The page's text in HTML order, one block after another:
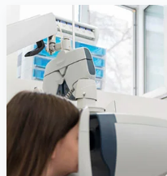
Queratometría:
clave
para
evaluar
tu
salud
visual
con
precisión